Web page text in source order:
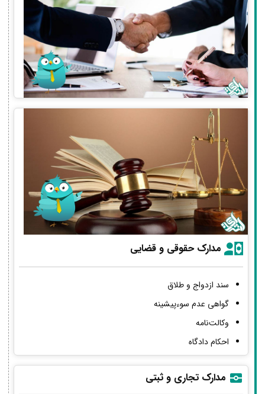
مدارک حقوقی و قضایی
سند ازدواج و طلاق
گواهی عدم سوءپیشینه
وکالت‌نامه
احکام دادگاه
مدارک تجاری و ثبتی